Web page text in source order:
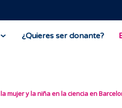
¿Quieres ser donante?
mujer y la niña en la ciencia en